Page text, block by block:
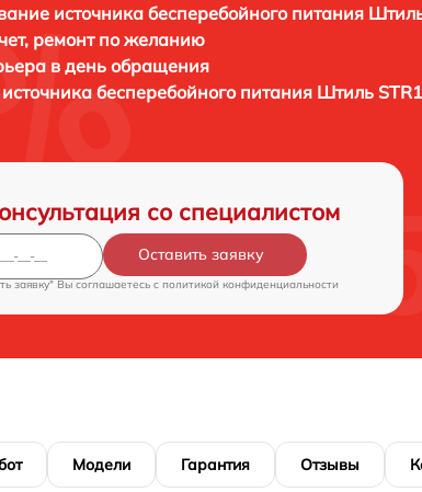
источника бесперебойного питания
ремонт по желанию
в день обращения
бесперебойного питания Штиль
со специалистом
Оставить заявку
заявку" Вы соглашаетесь c политикой конфиденциальности
Модели Гарантия Отзывы